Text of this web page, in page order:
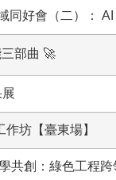
同好會（二）：
部曲 🚀
坊【臺東場】
共創：綠色工程